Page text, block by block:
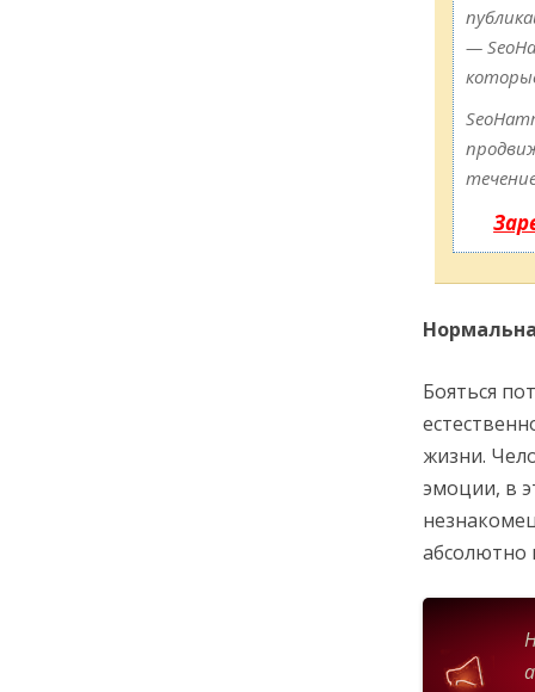
—
Бояться
жизни.
эмоции, в
абсолютно